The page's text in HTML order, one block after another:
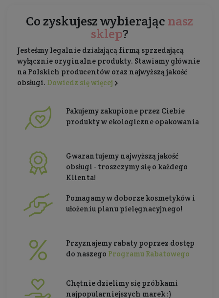
Co zyskujesz wybierając nasz
sklep?
Jesteśmy legalnie działającą firmą sprzedającą
wyłącznie oryginalne produkty. Stawiamy głównie
na Polskich producentów oraz najwyższą jakość
obsługi. Dowiedz się więcej
Pakujemy zakupione przez Ciebie
produkty w ekologiczne opakowania
Gwarantujemy najwyższą jakość
obsługi - troszczymy się o każdego
Klienta!
Pomagamy w doborze kosmetyków i
ułożeniu planu pielęgnacyjnego!
Przyznajemy rabaty poprzez dostęp
do naszego Programu Rabatowego
Chętnie dzielimy się próbkami
najpopularniejszych marek :)